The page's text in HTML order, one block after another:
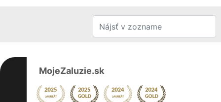
MojeZaluzie.sk